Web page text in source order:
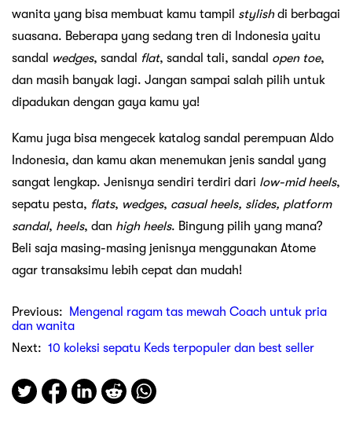
wanita yang bisa membuat kamu tampil stylishdi berbagai
suasana. Beberapa yang sedang tren di Indonesia yaitu
sandal wedges, sandal flat, sandal tali, sandal open toe,
dan masih banyak lagi. Jangan sampai salah pilih untuk
dipadukan dengan gaya kamu ya!
Kamu juga bisa mengecek katalog sandal perempuan Aldo
Indonesia, dan kamu akan menemukan jenis sandal yang
sangat lengkap. Jenisnya sendiri terdiri dari low-mid heels,
sepatu pesta, flats, wedges, casual heels, slides, platform
sandal, heels, dan high heels. Bingung pilih yang mana?
Beli saja masing-masing jenisnya menggunakan Atome
agar transaksimu lebih cepat dan mudah!
Previous:
Mengenal ragam tas mewah Coach untuk pria
dan wanita
Next: 10 koleksi sepatu Keds terpopuler dan best seller